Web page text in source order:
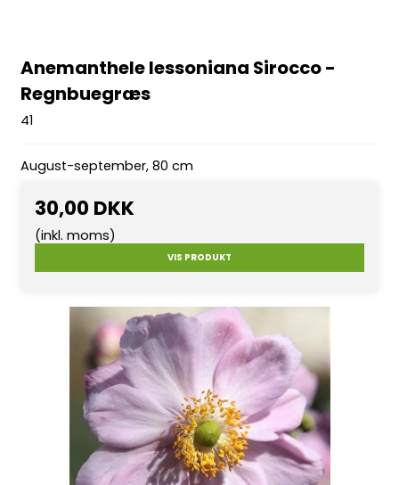
Anemanthele lessoniana Sirocco -
Regnbuegræs
41
August-september, 80 cm
30,00 DKK
(inkl. moms)
VIS PRODUKT